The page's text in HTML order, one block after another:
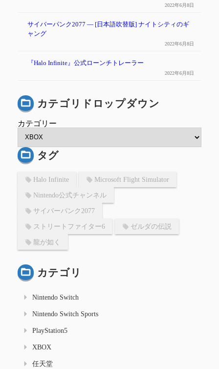
2022年6月8日
サイバーパンク2077 — [日本語吹替版] ナイトシティのギ
ャング
2022年6月8日
『Halo Infinite』公式ローンチトレーラー
2022年6月8日
カテゴリドロップダウン
カテゴリー
タグ
Halo Infinite Microsoft Flight Simulator
Nintendo公式チャンネル
サイバーパンク2077
ストリートファイター6 ゼルダの伝説
龍が如く
カテゴリ
Nintendo Switch
Nintendo Switch Sports
PlayStation5
XBOX
任天堂